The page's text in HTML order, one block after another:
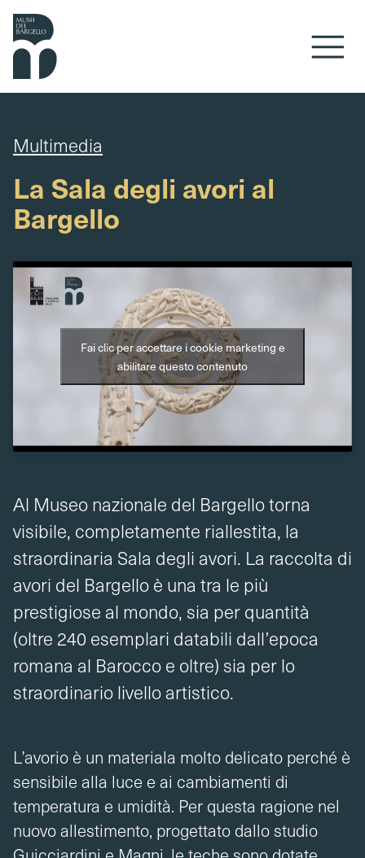
Vai al contenuto
Multimedia
La Sala degli avori al
Bargello
Fai clic per accettare i cookie marketing e
abilitare questo contenuto
Al Museo nazionale del Bargello torna
visibile, completamente riallestita, la
straordinaria Sala degli avori. La raccolta di
avori del Bargello è una tra le più
prestigiose al mondo, sia per quantità
(oltre 240 esemplari databili dall’epoca
romana al Barocco e oltre) sia per lo
straordinario livello artistico.
L’avorio è un materiala molto delicato perché è
sensibile alla luce e ai cambiamenti di
temperatura e umidità. Per questa ragione nel
nuovo allestimento, progettato dallo studio